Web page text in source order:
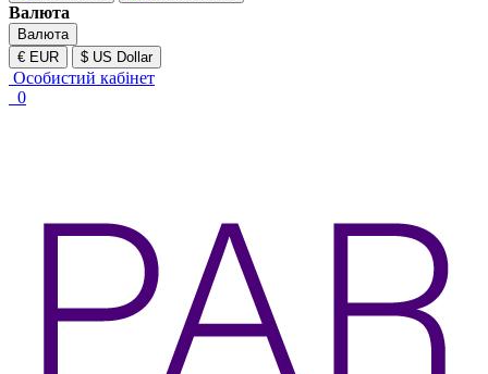
Валюта
Валюта
€ EUR
$ US Dollar
Особистий кабінет
0